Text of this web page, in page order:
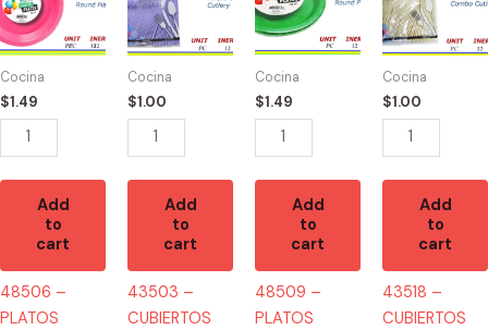
Cocina
$1.49
PLATOS
FUCSIA
9"
(10)
quantity
Add
to
cart
48506 –
PLATOS
Cocina
$1.00
CUBIERTOS
COMBO
LAVENDER
(48)
quantity
Add
to
cart
43503 –
CUBIERTOS
Cocina
$1.49
PLATOS
VERDES
9"
(10)
quantity
Add
to
cart
48509 –
PLATOS
Cocina
$1.00
CUBIERTOS
COMBO
IVORY
(48)
quantity
Add
to
cart
43518 –
CUBIERTOS